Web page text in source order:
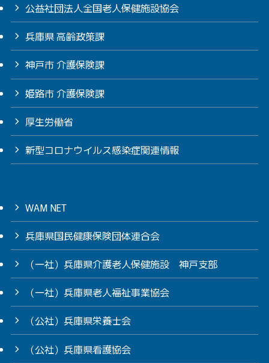
公益社団法人全国老人保健施設協会
兵庫県 高齢政策課
神戸市 介護保険課
姫路市 介護保険課
厚生労働省
新型コロナウイルス感染症関連情報
WAM NET
兵庫県国民健康保険団体連合会
（一社）兵庫県介護老人保健施設 神戸支部
（一社）兵庫県老人福祉事業協会
（公社）兵庫県栄養士会
（公社）兵庫県看護協会